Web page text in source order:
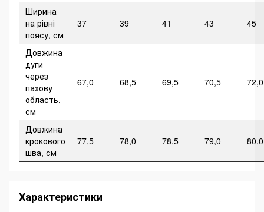
Ширина
на рівні
поясу, см
37 39 41 43 45
Довжина
дуги
через
пахову
область,
см
67,0 68,5 69,5 70,5 72,0
Довжина
крокового
шва, см
77,5 78,0 78,5 79,0 80,0
Характеристики